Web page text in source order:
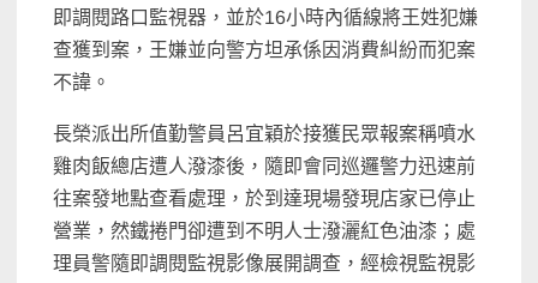
即調閱路口監視器，並於16小時內循線將王姓犯嫌
查獲到案，王嫌並向警方坦承係因消費糾紛而犯案
不諱。
長榮派出所值勤警員呂宜穎於接獲民眾報案稱噴水
雞肉飯總店遭人潑漆後，隨即會同巡邏警力迅速前
往案發地點查看處理，於到達現場發現店家已停止
營業，然鐵捲門卻遭到不明人士潑灑紅色油漆；處
理員警隨即調閱監視影像展開調查，經檢視監視影